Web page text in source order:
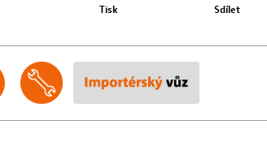
Tisk Sdílet